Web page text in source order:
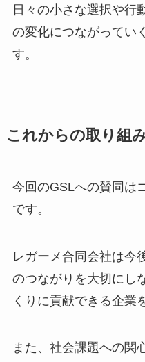
日々の小さな選択や行
の変化につながってい
す。
これからの取り組
今回のGSLへの賛同は
です。
レガーメ合同会社は今
のつながりを大切にし
くりに貢献できる企業
また、社会課題への関